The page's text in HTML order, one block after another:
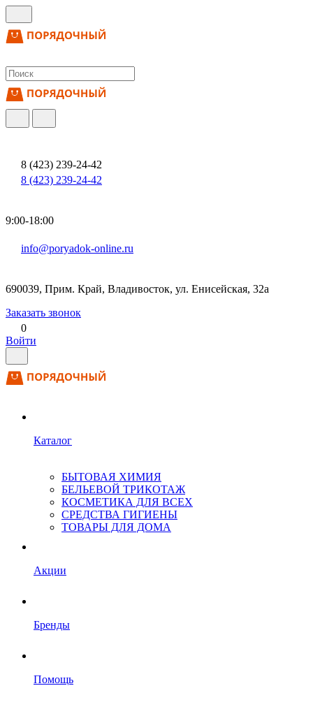
8 (423) 239-24-42
8 (423) 239-24-42
9:00-18:00
info@poryadok-online.ru
690039, Прим. Край, Владивосток, ул. Енисейская, 32а
Заказать звонок
0
Войти
Каталог
БЫТОВАЯ ХИМИЯ
БЕЛЬЕВОЙ ТРИКОТАЖ
КОСМЕТИКА ДЛЯ ВСЕХ
СРЕДСТВА ГИГИЕНЫ
ТОВАРЫ ДЛЯ ДОМА
Акции
Бренды
Помощь